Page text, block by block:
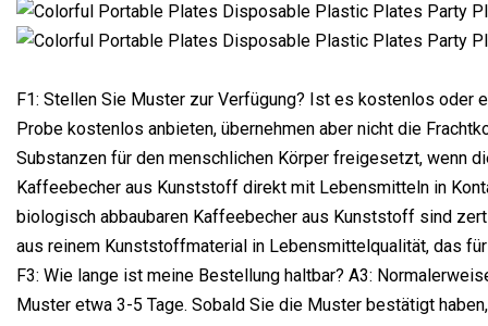
F1: Stellen Sie Muster zur Verfügung? Ist es kostenlos oder
Probe kostenlos anbieten, übernehmen aber nicht die
Substanzen für den menschlichen Körper freigesetzt, wenn
Kaffeebecher aus Kunststoff direkt mit Lebensmitteln in
biologisch abbaubaren Kaffeebecher aus Kunststoff sind
aus reinem Kunststoffmaterial in Lebensmittelqualität, das
F3: Wie lange ist meine Bestellung haltbar? A3:
Muster etwa 3-5 Tage. Sobald Sie die Muster bestätigt